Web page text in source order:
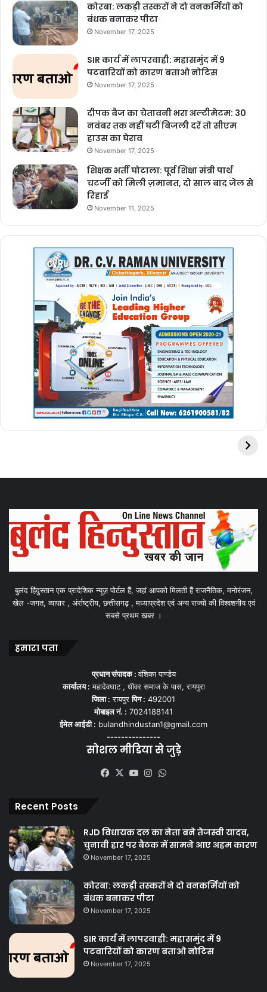
कोरबा: लकड़ी तस्करों ने दो वनकर्मियों को
बंधक बनाकर पीटा
November 17, 2025
SIR कार्य में लापरवाही: महासमुंद में 9
पटवारियों को कारण बताओ नोटिस
November 17, 2025
दीपक बैज का चेतावनी भरा अल्टीमेटम: 30
नवंबर तक नहीं घटीं बिजली दरें तो सीएम
हाउस का घेराव
November 17, 2025
शिक्षक भर्ती घोटाला: पूर्व शिक्षा मंत्री पार्थ
चटर्जी को मिली ज़मानत, दो साल बाद जेल से
रिहाई
November 11, 2025
बुलंद हिंदुस्तान एक प्रादेशिक न्यूज़ पोर्टल हैं, जहां आपको मिलती हैं राजनैतिक, मनोरंजन,
खेल -जगत, व्यापार , अंर्राष्ट्रीय, छत्तीसगढ़ , मध्याप्रदेश एवं अन्य राज्यो की विश्वशनीय एवं
सबसे प्रथम खबर ।
हमारा पता
प्रधान संपादक :वंशिका पाण्डेय
कार्यालय : महादेवघाट , धीवर समाज के पास, रायपुरा
जिला : रायपुरपिन : 492001
मोबाइल नं. : 7024188141
ईमेल आईडी : bulandhindustan1@gmail.com
---------------
सोशल मीडिया से जुड़े
Facebook
X YouTubeInstagram
Recent Posts
RJD विधायक दल का नेता बने तेजस्वी यादव,
चुनावी हार पर बैठक में सामने आए अहम कारण
November 17, 2025
कोरबा: लकड़ी तस्करों ने दो वनकर्मियों को
बंधक बनाकर पीटा
November 17, 2025
SIR कार्य में लापरवाही: महासमुंद में 9
पटवारियों को कारण बताओ नोटिस
November 17, 2025